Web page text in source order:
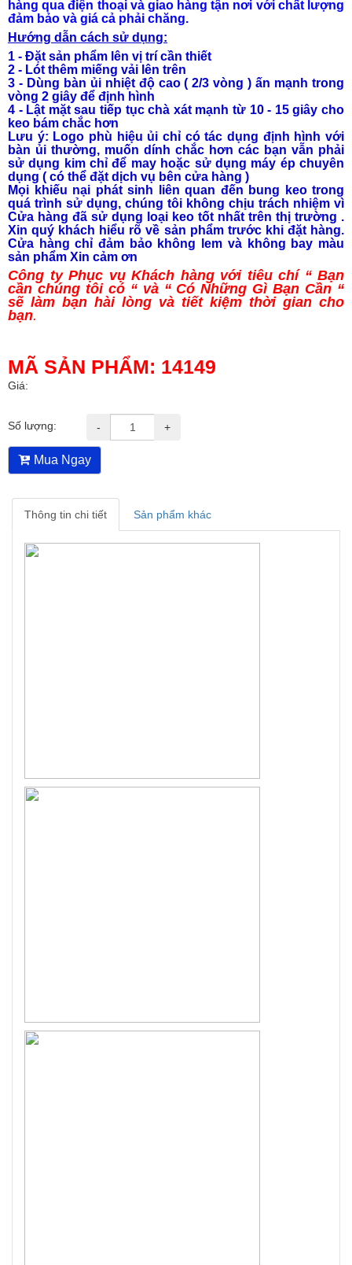
hàng qua điện thoại và giao hàng tận nơi với chất lượng
đảm bảo và giá cả phải chăng.
Hướng dẫn cách sử dụng:
1 - Đặt sản phẩm lên vị trí cần thiết
2 - Lót thêm miếng vải lên trên
3 - Dùng bàn ủi nhiệt độ cao ( 2/3 vòng ) ấn mạnh trong
vòng 2 giây để định hình
4 - Lật mặt sau tiếp tục chà xát mạnh từ 10 - 15 giây cho
keo bám chắc hơn
Lưu ý: Logo phù hiệu ủi chỉ có tác dụng định hình với
bàn ủi thường, muốn dính chắc hơn các bạn vẫn phải
sử dụng kim chỉ để may hoặc sử dụng máy ép chuyên
dụng ( có thể đặt dịch vụ bên cửa hàng )
Mọi khiếu nại phát sinh liên quan đến bung keo trong
quá trình sử dụng, chúng tôi không chịu trách nhiệm vì
Cửa hàng đã sử dụng loại keo tốt nhất trên thị trường .
Xin quý khách hiểu rõ về sản phẩm trước khi đặt hàng.
Cửa hàng chỉ đảm bảo không lem và không bay màu
sản phẩm Xin cảm ơn
Công ty Phục vụ Khách hàng với tiêu chí “ Bạn
cần chúng tôi có “ và “ Có Những Gì Bạn Cần “
sẽ làm bạn hài lòng và tiết kiệm thời gian cho
bạn.
MÃ SẢN PHẨM: 14149
Giá:
Số lượng: - +
Mua Ngay
Thông tin chi tiết Sản phẩm khác